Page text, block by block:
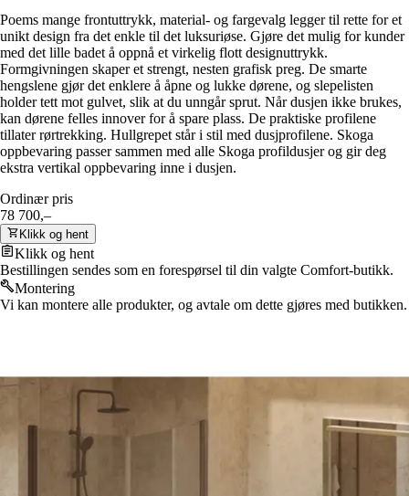
Poems mange frontuttrykk, material- og fargevalg legger til rette for et
unikt design fra det enkle til det luksuriøse. Gjøre det mulig for kunder
med det lille badet å oppnå et virkelig flott designuttrykk.
Formgivningen skaper et strengt, nesten grafisk preg. De smarte
hengslene gjør det enklere å åpne og lukke dørene, og slepelisten
holder tett mot gulvet, slik at du unngår sprut. Når dusjen ikke brukes,
kan dørene felles innover for å spare plass. De praktiske profilene
tillater rørtrekking. Hullgrepet står i stil med dusjprofilene. Skoga
oppbevaring passer sammen med alle Skoga profildusjer og gir deg
ekstra vertikal oppbevaring inne i dusjen.
Ordinær pris
78 700,–
Klikk og hent
Klikk og hent
Bestillingen sendes som en forespørsel til din valgte Comfort-butikk.
Montering
Vi kan montere alle produkter, og avtale om dette gjøres med butikken.